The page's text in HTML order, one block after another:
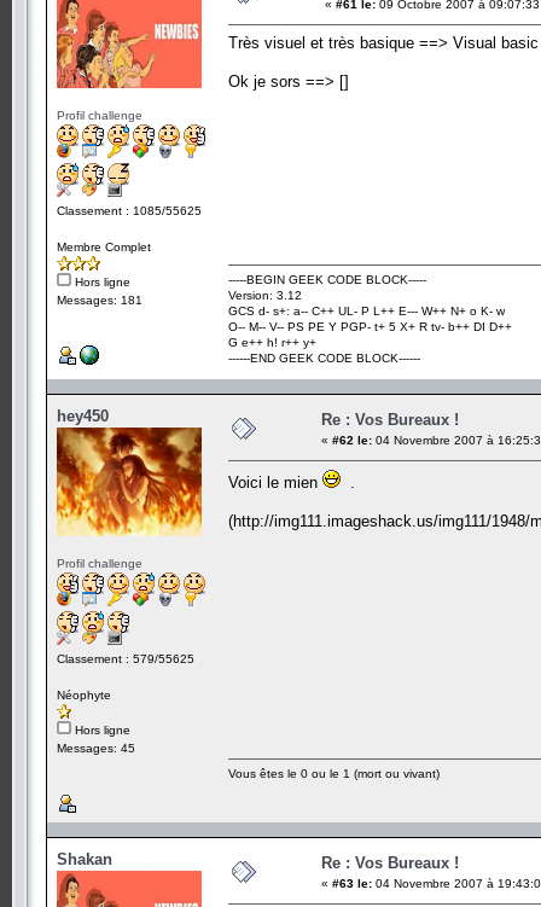
Profil challenge
Classement : 1085/55625
Membre Complet
Hors ligne
Messages: 181
« #61 le: 09 Octobre 2007 à
Très visuel et très basique ==> Visual basic
Ok je sors ==> []
-----BEGIN GEEK CODE BLOCK-----
Version: 3.12
GCS d- s+: a-- C++ UL- P L++ E--- W++ N+ o K- w
O-- M-- V-- PS PE Y PGP- t+ 5 X+ R tv- b++ DI D++
G e++ h! r++ y+
------END GEEK CODE BLOCK------
hey450
Profil challenge
Classement : 579/55625
Néophyte
Hors ligne
Messages: 45
Re : Vos Bureaux !
« #62 le: 04 Novembre 2007 à
Voici le mien
(http://img111.imageshack.us/img111/1948/
Vous êtes le 0 ou le 1 (mort ou vivant)
Shakan Re : Vos Bureaux !
« #63 le: 04 Novembre 2007 à